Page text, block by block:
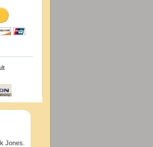
Jones.